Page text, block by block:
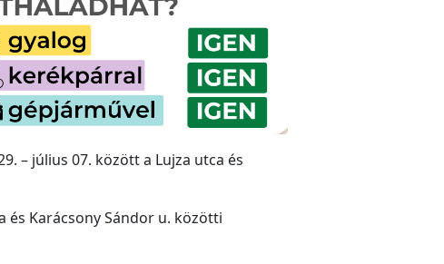
– július 07. között a Lujza utca és
és Karácsony Sándor u. közötti